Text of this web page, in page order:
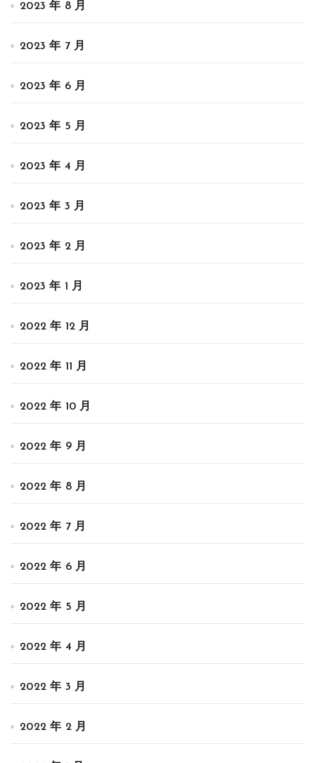
2023 年 8 月
2023 年 7 月
2023 年 6 月
2023 年 5 月
2023 年 4 月
2023 年 3 月
2023 年 2 月
2023 年 1 月
2022 年 12 月
2022 年 11 月
2022 年 10 月
2022 年 9 月
2022 年 8 月
2022 年 7 月
2022 年 6 月
2022 年 5 月
2022 年 4 月
2022 年 3 月
2022 年 2 月